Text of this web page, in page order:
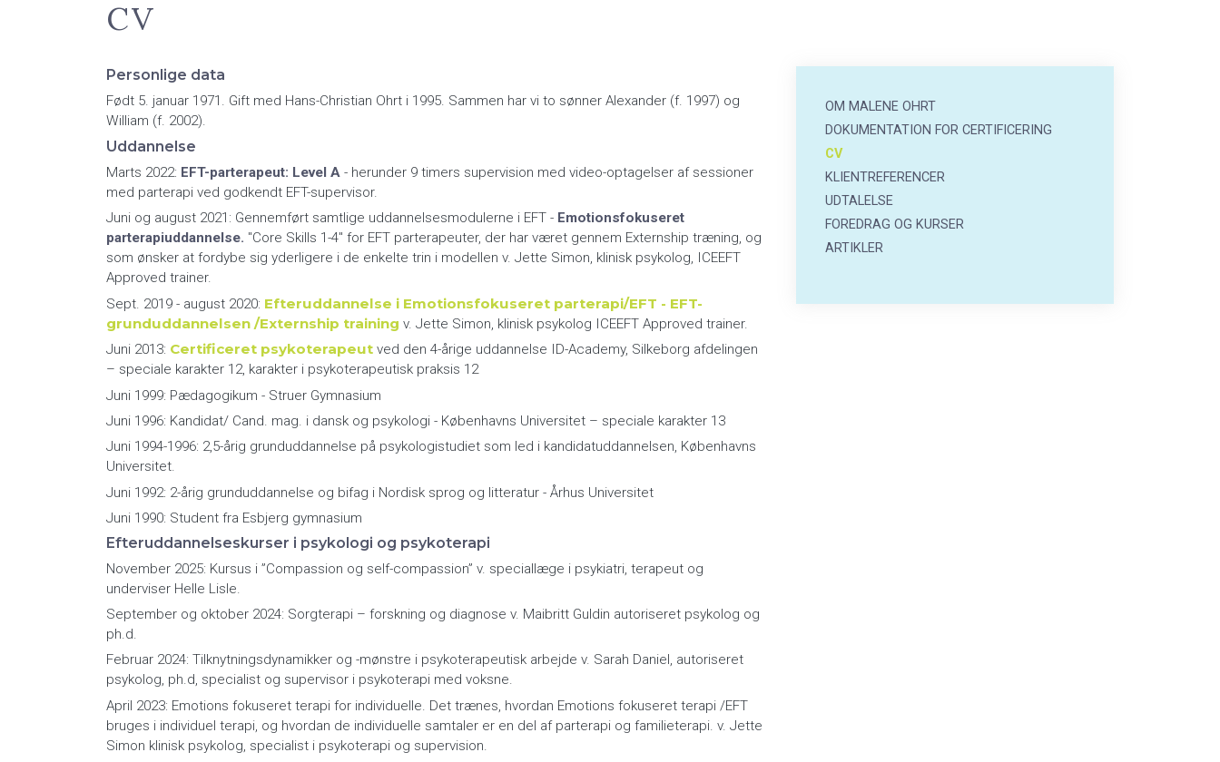
CV
Personlige data
Født 5. januar 1971. Gift med Hans-Christian Ohrt i 1995. Sammen har vi to sønner Alexander (f. 1997) og
William (f. 2002).
Uddannelse
Marts 2022: EFT-parterapeut: Level A - herunder 9 timers supervision med video-optagelser af sessioner
med parterapi ved godkendt EFT-supervisor.
Juni og august 2021: Gennemført samtlige uddannelsesmodulerne i EFT - Emotionsfokuseret
parterapiuddannelse. "Core Skills 1-4" for EFT parterapeuter, der har været gennem Externship træning, og
som ønsker at fordybe sig yderligere i de enkelte trin i modellen v. Jette Simon, klinisk psykolog, ICEEFT
Approved trainer.
Sept. 2019 - august 2020: Efteruddannelse i Emotionsfokuseret parterapi/EFT - EFT-
grunduddannelsen /Externship training v. Jette Simon, klinisk psykolog ICEEFT Approved trainer.
Juni 2013: Certificeret psykoterapeut ved den 4-årige uddannelse ID-Academy, Silkeborg afdelingen
– speciale karakter 12, karakter i psykoterapeutisk praksis 12
Juni 1999: Pædagogikum - Struer Gymnasium
Juni 1996: Kandidat/ Cand. mag. i dansk og psykologi - Københavns Universitet – speciale karakter 13
Juni 1994-1996: 2,5-årig grunduddannelse på psykologistudiet som led i kandidatuddannelsen, Københavns
Universitet.
Juni 1992: 2-årig grunduddannelse og bifag i Nordisk sprog og litteratur - Århus Universitet
Juni 1990: Student fra Esbjerg gymnasium
Efteruddannelseskurser i psykologi og psykoterapi
November 2025: Kursus i ”Compassion og self-compassion” v. speciallæge i psykiatri, terapeut og
underviser Helle Lisle.
September og oktober 2024: Sorgterapi – forskning og diagnose v. Maibritt Guldin autoriseret psykolog og
ph.d.
Februar 2024: Tilknytningsdynamikker og -mønstre i psykoterapeutisk arbejde v. Sarah Daniel, autoriseret
psykolog, ph.d, specialist og supervisor i psykoterapi med voksne.
April 2023: Emotions fokuseret terapi for individuelle. Det trænes, hvordan Emotions fokuseret terapi /EFT
bruges i individuel terapi, og hvordan de individuelle samtaler er en del af parterapi og familieterapi. v. Jette
Simon klinisk psykolog, specialist i psykoterapi og supervision.
Om
malene
menu
OM MALENE OHRT
DOKUMENTATION FOR CERTIFICERING
CV
KLIENTREFERENCER
UDTALELSE
FOREDRAG OG KURSER
ARTIKLER